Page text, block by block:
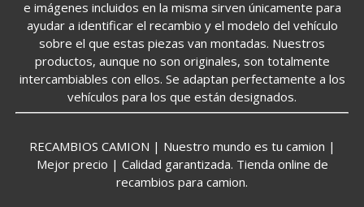
e imágenes incluidos en la misma sirven únicamente para
ayudar a identificar el recambio y el modelo del vehículo
sobre el que estas piezas van montadas. Nuestros
productos, aunque no son originales, son totalmente
intercambiables con ellos. Se adaptan perfectamente a los
vehículos para los que están designados.
RECAMBIOS CAMION | Nuestro mundo es tu camion |
Mejor precio | Calidad garantizada. Tienda online de
recambios para camion.